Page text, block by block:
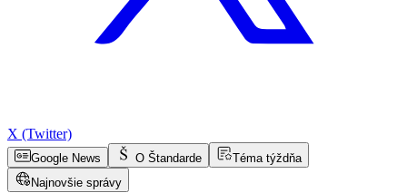
X (Twitter)
Google News O Štandarde
Téma týždňa
Najnovšie správy